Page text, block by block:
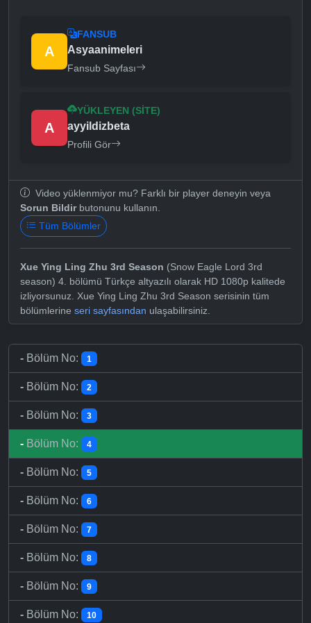
A
FANSUB
Asyaanimeleri
Fansub Sayfası
A
YÜKLEYEN (SITE)
ayyildizbeta
Profili Gör
Video yüklenmiyor mu? Farklı bir player deneyin veya
Sorun Bildirbutonunu kullanın.
Tüm Bölümler
Xue Ying Ling Zhu 3rd Season (Snow Eagle Lord 3rd
season) 4. bölümü Türkçe altyazılı olarak HD 1080p kalitede
izliyorsunuz. Xue Ying Ling Zhu 3rd Season serisinin tüm
bölümlerine seri sayfasından ulaşabilirsiniz.
- Bölüm No: 1
- Bölüm No: 2
- Bölüm No: 3
- Bölüm No: 4
- Bölüm No: 5
- Bölüm No: 6
- Bölüm No: 7
- Bölüm No: 8
- Bölüm No: 9
- Bölüm No: 10